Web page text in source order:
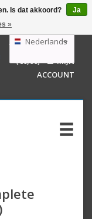
GBP
AUD
Nederlands
Deutsch
English
WINKELWAGEN
(€0,00)
MIJN
ACCOUNT
Is dat akkoord?
Ja
»